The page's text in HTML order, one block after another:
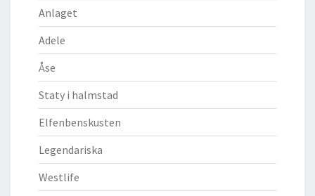
Anlaget
Adele
Åse
Staty i halmstad
Elfenbenskusten
Legendariska
Westlife